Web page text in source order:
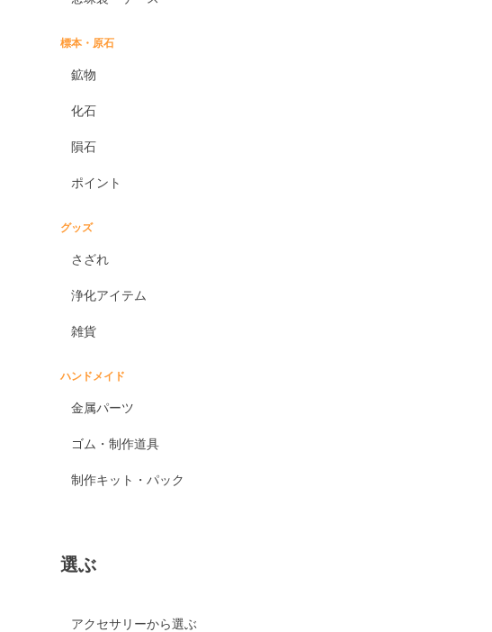
標本・原石
鉱物
化石
隕石
ポイント
グッズ
さざれ
浄化アイテム
雑貨
ハンドメイド
金属パーツ
ゴム・制作道具
制作キット・パック
選ぶ
アクセサリーから選ぶ